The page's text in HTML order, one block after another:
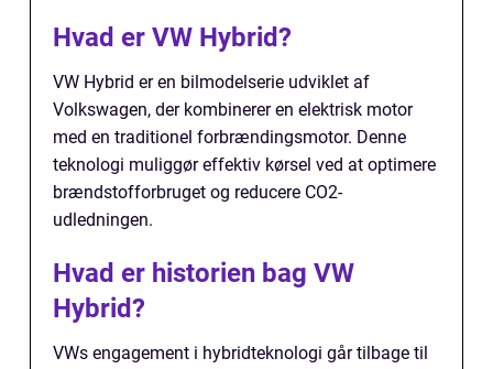
Hvad er VW Hybrid?
VW Hybrid er en bilmodelserie udviklet af
Volkswagen, der kombinerer en elektrisk motor
med en traditionel forbrændingsmotor. Denne
teknologi muliggør effektiv kørsel ved at optimere
brændstofforbruget og reducere CO2-
udledningen.
Hvad er historien bag VW
Hybrid?
VWs engagement i hybridteknologi går tilbage til